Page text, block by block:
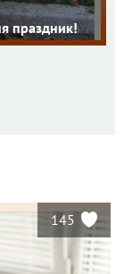
праздник!
145